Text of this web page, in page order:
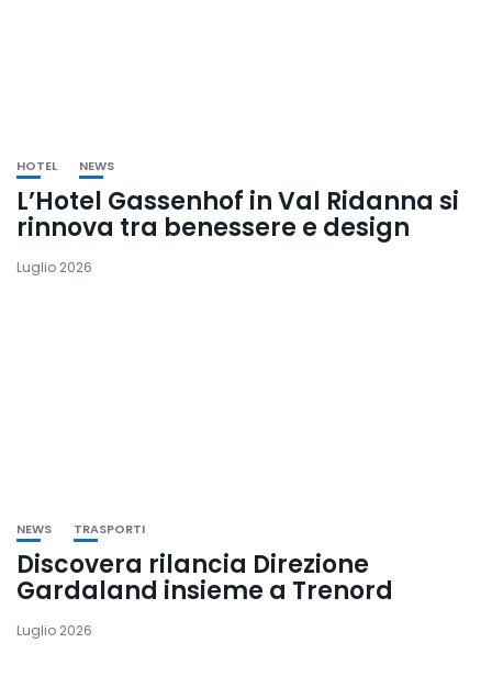
HOTEL NEWS
L’Hotel Gassenhof in Val Ridanna si
rinnova tra benessere e design
Luglio 2026
NEWS TRASPORTI
Discovera rilancia Direzione
Gardaland insieme a Trenord
Luglio 2026